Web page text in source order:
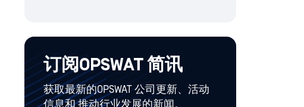
订阅OPSWAT 简讯
获取最新的OPSWAT 公司更新、活动